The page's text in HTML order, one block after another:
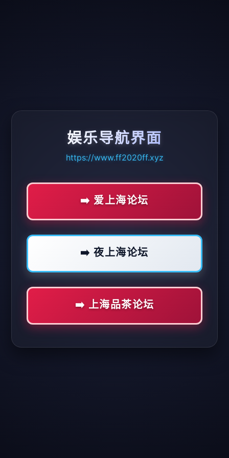
娱乐导航界面
https://www.ff2020ff.xyz
➡️ 爱上海论坛
➡️ 夜上海论坛
➡️ 上海品茶论坛